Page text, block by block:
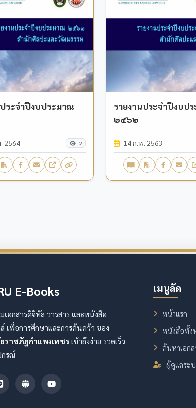
ระจำปีงบประมาณ
2564 2
รายงานประจำปีงบป
๒๕๖๒
14 ก.พ. 2563
E-Books
เอกสารดิจิทัล วารสาร และหนังสือ
เพื่อการศึกษาและการค้นคว้า ของ
ราชภัฏกำแพงเพชร เข้าถึงง่าย รวดเร็ว
กรณ์
เมนูลัด
หน้าแรก
หนังสือทั้ง
ค้นหาเอกส
ผู้ดูแลระ